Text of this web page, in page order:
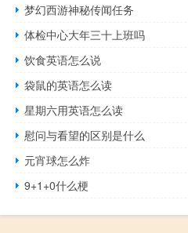
梦幻西游神秘传闻任务
体检中心大年三十上班吗
饮食英语怎么说
袋鼠的英语怎么读
星期六用英语怎么读
慰问与看望的区别是什么
元宵球怎么炸
9+1+0什么梗